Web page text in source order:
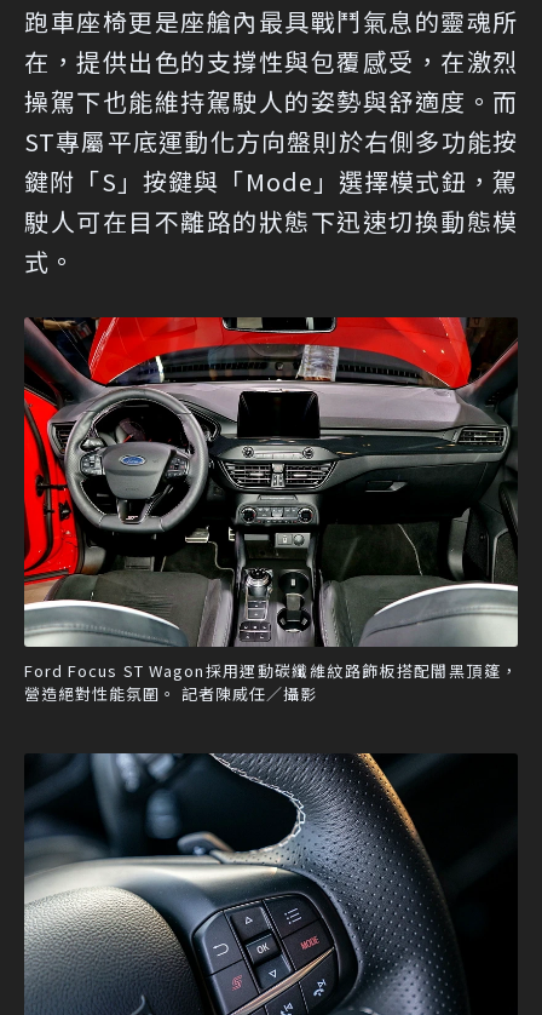
跑車座椅更是座艙內最具戰鬥氣息的靈魂所
在，提供出色的支撐性與包覆感受，在激烈
操駕下也能維持駕駛人的姿勢與舒適度。而
ST專屬平底運動化方向盤則於右側多功能按
鍵附「S」按鍵與「Mode」選擇模式鈕，駕
駛人可在目不離路的狀態下迅速切換動態模
式。
Ford Focus ST Wagon採用運動碳纖維紋路飾板搭配闇黑頂篷，
營造絕對性能氛圍。 記者陳威任／攝影